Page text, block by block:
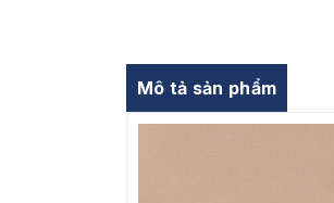
Mô tả sản phẩm